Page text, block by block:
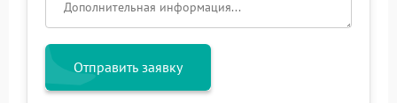
Отправить заявку